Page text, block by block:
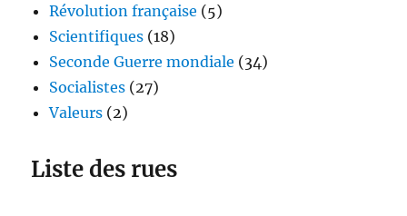
Révolution française (5)
Scientifiques (18)
Seconde Guerre mondiale (34)
Socialistes (27)
Valeurs (2)
Liste des rues